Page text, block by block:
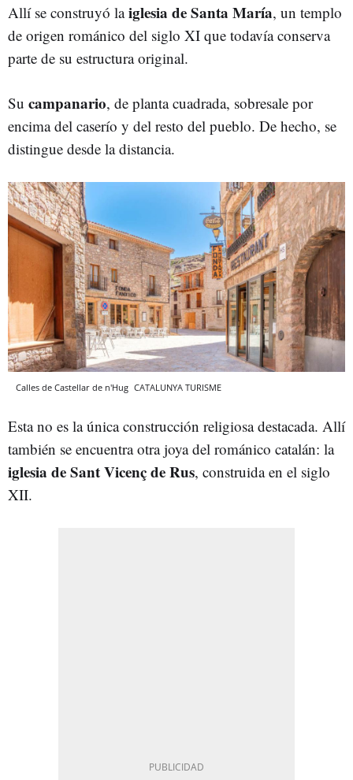
Allí se construyó laiglesia de Santa María, un templo
de origen románico del siglo XI que todavía conserva
parte de su estructura original.
Su campanario, de planta cuadrada, sobresale por
encima del caserío y del resto del pueblo. De hecho, se
distingue desde la distancia.
Calles de Castellar de n'Hug CATALUNYA TURISME
Esta no es la única construcción religiosa destacada. Allí
también se encuentra otra joya del románico catalán: la
iglesia de Sant Vicenç de Rus, construida en el siglo
XII.